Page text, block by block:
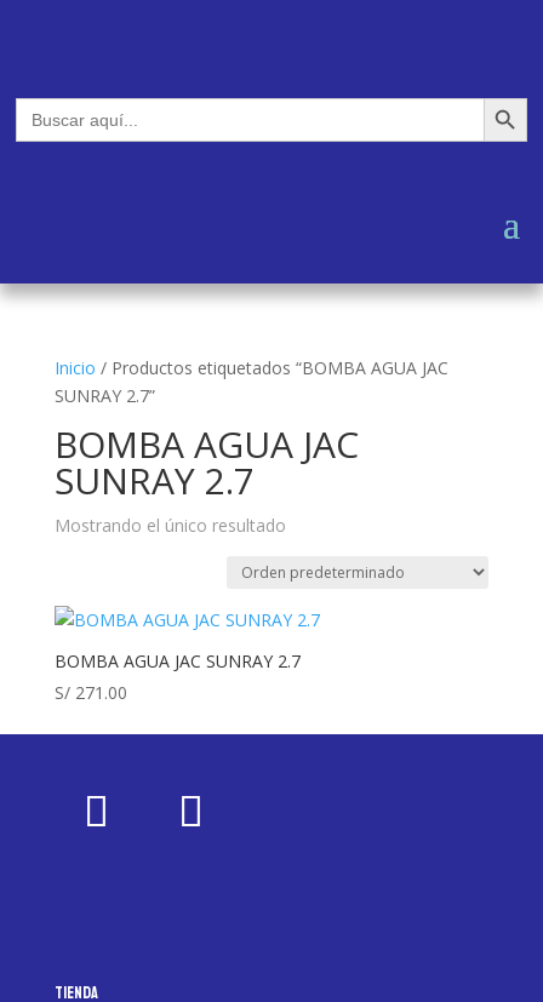
Buscar: Botón de
Inicio / Productos etiquetados “BOMBA AGUA JAC
SUNRAY 2.7”
BOMBA AGUA JAC
SUNRAY 2.7
Mostrando el único resultado
BOMBA AGUA JAC SUNRAY 2.7
S/271.00
Tienda